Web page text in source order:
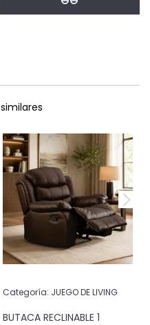
Categoría: JUEGO DE LIVING
BUTACA RECLINABLE 1